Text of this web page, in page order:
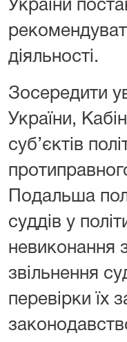
України
діяльності.
Зосередити
України,
суб’єктів
Подальша
суддів у
невиконання
звільнення
перевірки їх